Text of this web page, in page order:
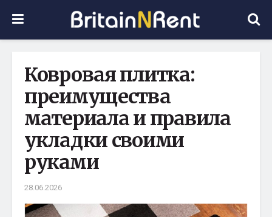
Ковровая плитка:
преимущества
материала и правила
укладки своими
руками
28.06.2026